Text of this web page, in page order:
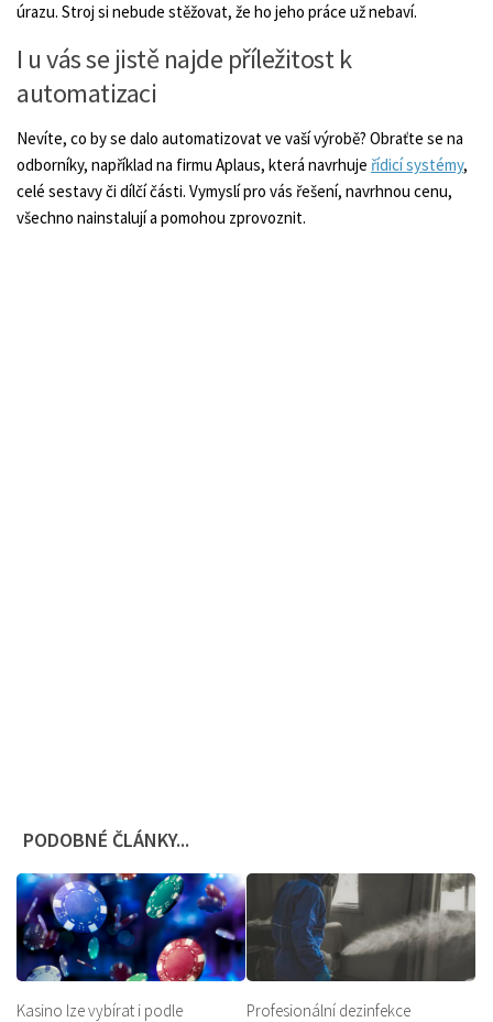
úrazu. Stroj si nebude stěžovat, že ho jeho práce už nebaví.
I u vás se jistě najde příležitost k
automatizaci
Nevíte, co by se dalo automatizovat ve vaší výrobě? Obraťte se na
odborníky, například na firmu Aplaus, která navrhuje řídicí systémy,
celé sestavy či dílčí části. Vymyslí pro vás řešení, navrhnou cenu,
všechno nainstalují a pomohou zprovoznit.
PODOBNÉ ČLÁNKY...
Kasino lze vybírat i podle
Profesionální dezinfekce